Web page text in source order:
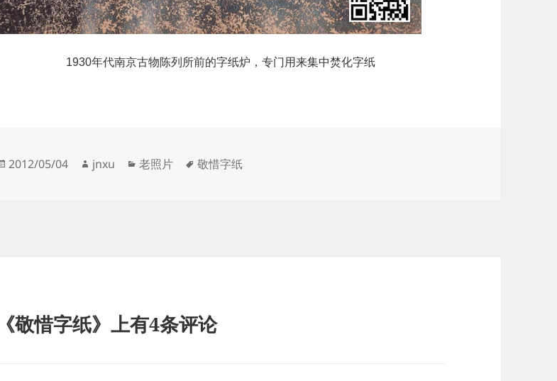
1930年代南京古物陈列所前的字纸炉，专门用来集中焚化字纸
发
2012/05/04
作
jnxu
分
老照片
标
敬惜字纸
《敬惜字纸》上有4条评论